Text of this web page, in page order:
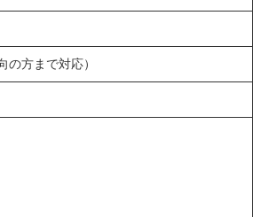
方まで対応）